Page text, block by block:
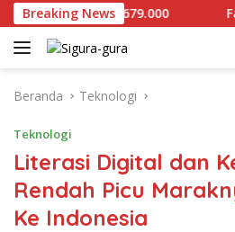
Langsung
ke
konten
Breaking News
Dijual Rp2.679.000 Fast
Beranda Teknologi
Teknologi
Literasi Digital dan
Rendah Picu
Ke Indonesia